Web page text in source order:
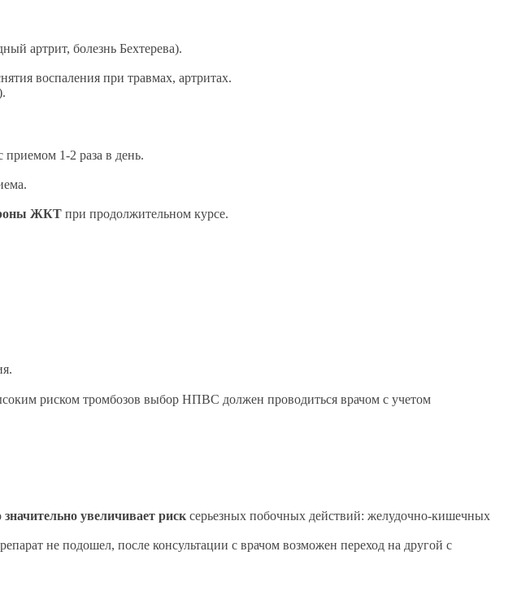
артрит, болезнь Бехтерева).
воспаления при травмах, артритах.
приемом 1-2 раза в день.
ЖКТ при продолжительном курсе.
риском тромбозов выбор НПВС должен проводиться врачом с учетом
значительно увеличивает риск серьезных побочных действий: желудочно-кишечных
не подошел, после консультации с врачом возможен переход на другой с